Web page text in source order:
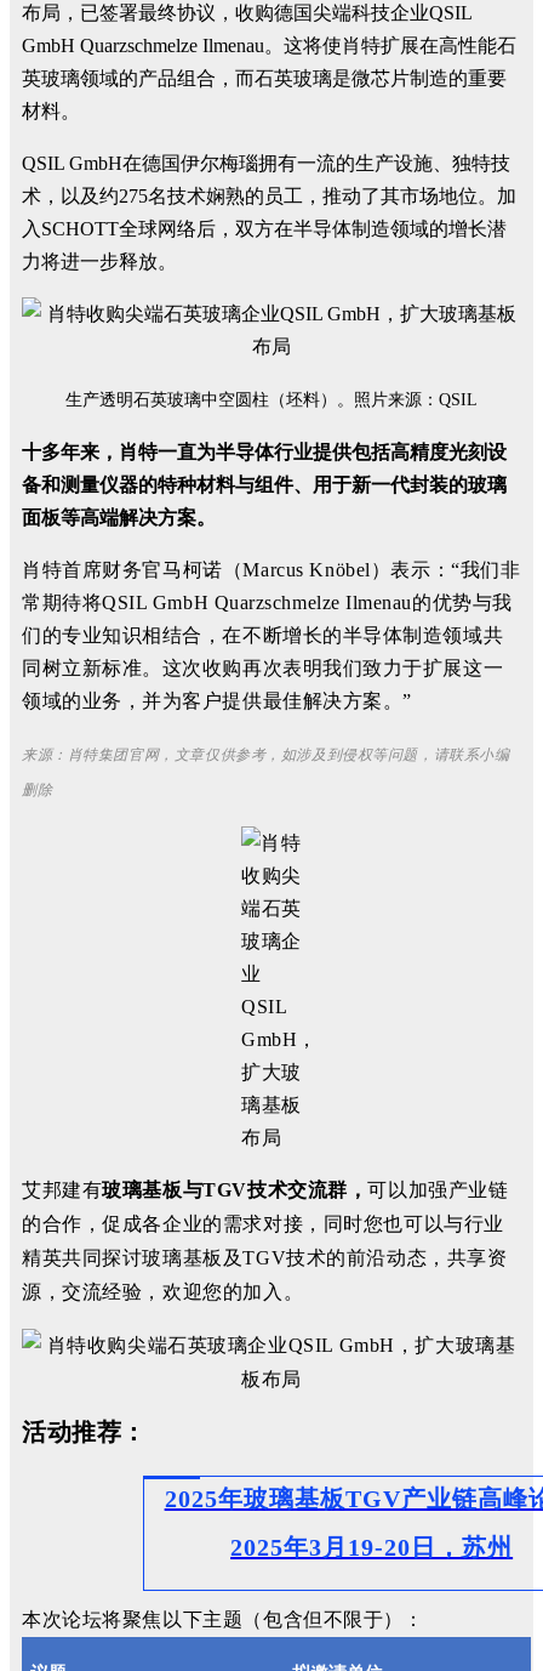
布局，已签署最终协议，收购德国尖端科技企业QSIL
GmbH Quarzschmelze Ilmenau。这将使肖特扩展在高性能石
英玻璃领域的产品组合，而石英玻璃是微芯片制造的重要
材料。
QSIL GmbH在德国伊尔梅瑙拥有一流的生产设施、独特技
术，以及约275名技术娴熟的员工，推动了其市场地位。加
入SCHOTT全球网络后，双方在半导体制造领域的增长潜
力将进一步释放。
生产透明石英玻璃中空圆柱（坯料）。照片来源：QSIL
十多年来，肖特一直为半导体行业提供包括高精度光刻设
备和测量仪器的特种材料与组件、用于新一代封装的玻璃
面板等高端解决方案。
肖特首席财务官马柯诺（Marcus Knöbel）表示：“我们非
常期待将QSIL GmbH Quarzschmelze Ilmenau的优势与我
们的专业知识相结合，在不断增长的半导体制造领域共
同树立新标准。 这次收购再次表明我们致力于扩展这一
领域的业务，并为客户提供最佳解决方案。”
来源：肖特集团官网， 文章仅供参考，如涉及到侵权等问题，请联系小编
删除
艾邦建有玻璃基板与TGV技术交流群，可以 加强产业链
的合作，促成各企业的需求对接，同时您也可以与行业
精英共同探讨玻璃基板及TGV技术的前沿动态，共享资
源，交流经验，欢迎您的加入。
活动推荐：
2025年玻璃基板TGV产业链高峰
2025年3月19-20日，苏州
本次论坛将聚焦以下主题（包含但不限于）：